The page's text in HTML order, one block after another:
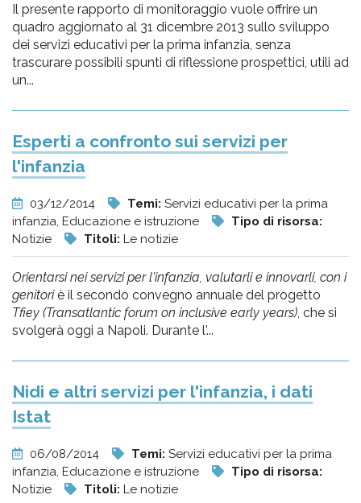
Il presente rapporto di monitoraggio vuole offrire un
quadro aggiornato al 31 dicembre 2013 sullo sviluppo
dei servizi educativi per la prima infanzia, senza
trascurare possibili spunti di riflessione prospettici, utili ad
un...
Esperti a confronto sui servizi per
l'infanzia
03/12/2014 Temi: Servizi educativi per la prima
infanzia, Educazione e istruzione
Tipo di risorsa:
Notizie
Titoli: Le notizie
Orientarsi nei servizi per l'infanzia, valutarli e innovarli, con i
genitoriè il secondo convegno annuale del progetto
Tfiey (Transatlantic forum on inclusive early years), che si
svolgerà oggi a Napoli. Durante l'...
Nidi e altri servizi per l'infanzia, i dati
Istat
06/08/2014 Temi: Servizi educativi per la prima
infanzia, Educazione e istruzione
Tipo di risorsa:
Notizie
Titoli: Le notizie